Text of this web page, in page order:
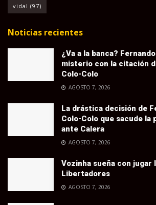
vidal (97)
Noticias recientes
¿Va a la banca?
misterio con la citación
Colo-Colo
AGOSTO 7, 2026
La drástica decisión de
Colo-Colo que sacude la
ante Calera
AGOSTO 7, 2026
Vozinha sueña con jugar
Libertadores
AGOSTO 7, 2026